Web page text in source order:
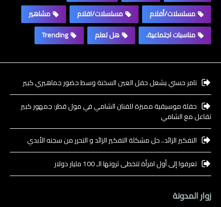
مسلسلات/أفلام
مسلسلات/افلام
مشاهير
مناسبات اجتماعية،
هل تعلم Trending
تامر حسني يشعل حفل العين السخنة وسط حضور جماهيري كبير
حفلة موسيقية مميزة للفنان الشامي في مول قطر: جمهور كبير
تفاعل مع الشامي
التفكير الزائد.. حل مشكلة التفكير الزائد و التحرر من سجنه الأبدي
تعرفوا إلى أول امرأة تتخطى ثروتها الـ 100 مليار دولار
زوار المدونة